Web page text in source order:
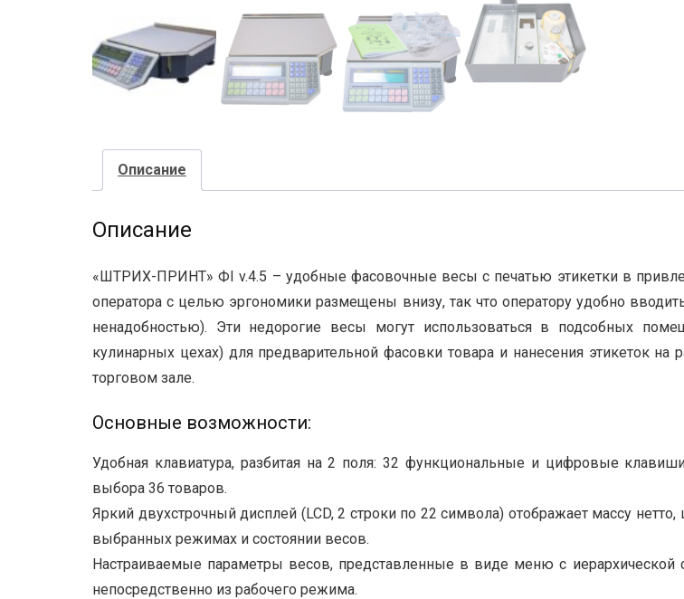
Описание
Описание
«ШТРИХ-ПРИНТ» ФI v.4.5 – удобные фасовочные весы с печатью этикетки в
оператора с целью эргономики размещены внизу, так что оператору удобно
ненадобностью). Эти недорогие весы могут использоваться в подсобных
кулинарных цехах) для предварительной фасовки товара и нанесения этикеток
торговом зале.
Основные возможности:
Удобная клавиатура, разбитая на 2 поля: 32 функциональные и цифровые
выбора 36 товаров.
Яркий двухстрочный дисплей (LCD, 2 строки по 22 символа) отображает массу
выбранных режимах и состоянии весов.
Настраиваемые параметры весов, представленные в виде меню с иерархической
непосредственно из рабочего режима.